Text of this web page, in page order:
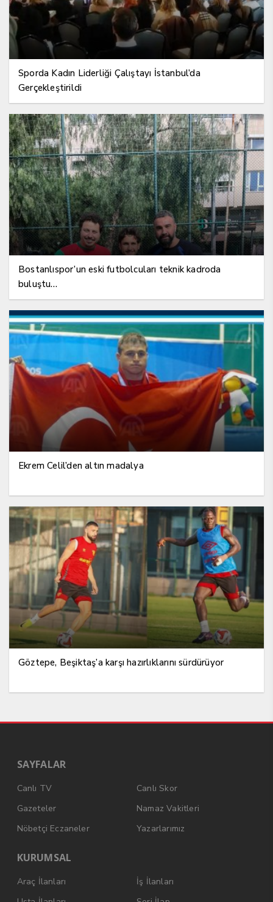
Sporda Kadın Liderliği Çalıştayı İstanbul’da
Gerçekleştirildi
Bostanlıspor’un eski futbolcuları teknik kadroda
buluştu…
Ekrem Celil’den altın madalya
Göztepe, Beşiktaş’a karşı hazırlıklarını sürdürüyor
SAYFALAR
Canlı TV
Canlı Skor
Gazeteler
Namaz Vakitleri
Nöbetçi Eczaneler
Yazarlarımız
KURUMSAL
Araç İlanları
İş İlanları